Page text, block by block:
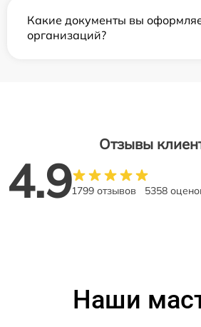
Какие документы вы
организаций?
Отзывы
4.91799 отзывов 5358
Наши